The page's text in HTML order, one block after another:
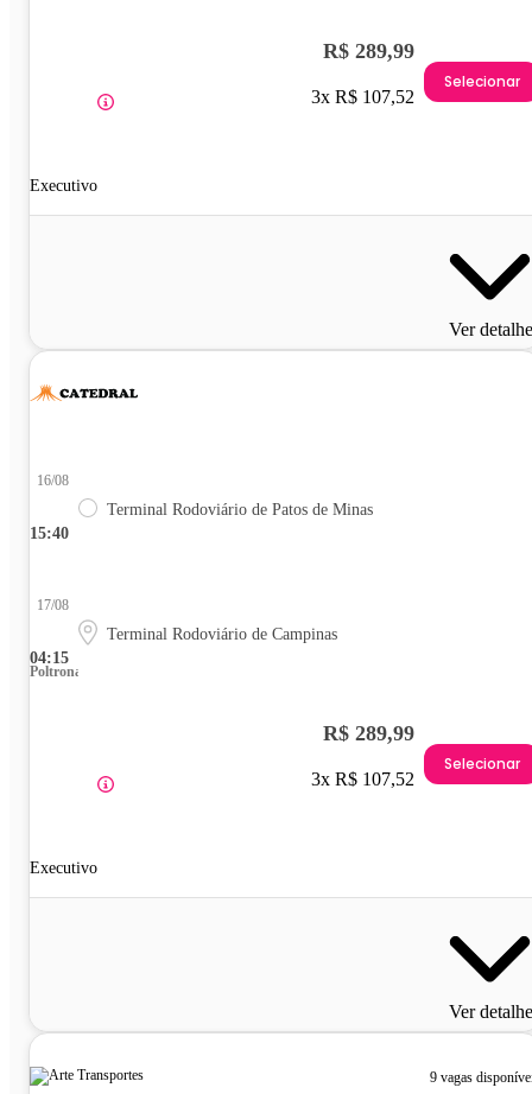
Executivo
R$ 289,99
3x R$ 107,52
Selecionar
Ver
15:40
16/08
Terminal Rodoviário de Patos de Minas
04:15
17/08
Terminal Rodoviário de Campinas
Poltrona
Executivo
R$ 289,99
3x R$ 107,52
Selecionar
Ver
9 vagas